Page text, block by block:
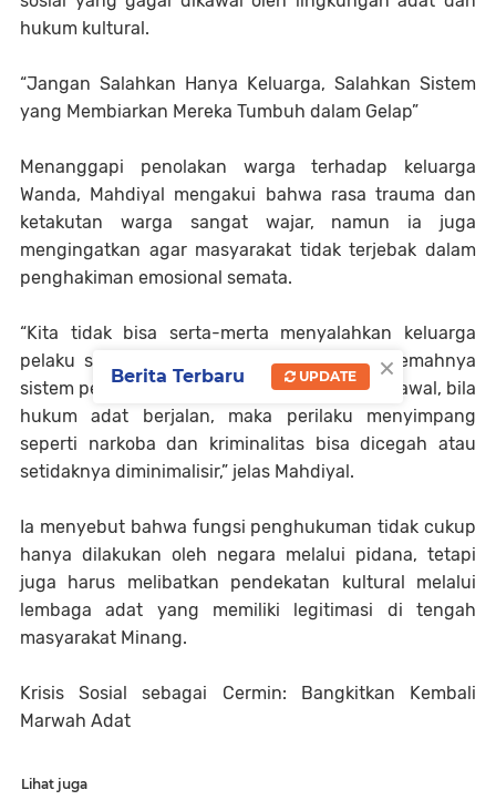
hukum kultural.
“Jangan Salahkan Hanya Keluarga, Salahkan Sistem
yang Membiarkan Mereka Tumbuh dalam Gelap”
Menanggapi penolakan warga terhadap keluarga
Wanda, Mahdiyal mengakui bahwa rasa trauma dan
ketakutan warga sangat wajar, namun ia juga
mengingatkan agar masyarakat tidak terjebak dalam
penghakiman emosional semata.
“Kita tidak bisa serta-merta menyalahkan keluarga
pelaku sepenuhnya. Ini adalah akibat dari lemahnya
sistem pengawasan sosial. Seharusnya sejak awal, bila
hukum adat berjalan, maka perilaku menyimpang
seperti narkoba dan kriminalitas bisa dicegah atau
setidaknya diminimalisir,” jelas Mahdiyal.
Ia menyebut bahwa fungsi penghukuman tidak cukup
hanya dilakukan oleh negara melalui pidana, tetapi
juga harus melibatkan pendekatan kultural melalui
lembaga adat yang memiliki legitimasi di tengah
masyarakat Minang.
Krisis Sosial sebagai Cermin: Bangkitkan Kembali
Marwah Adat
Lihat juga
×
Berita Terbaru UPDATE